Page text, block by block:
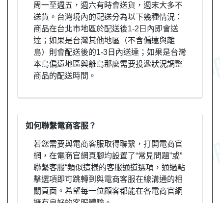
周一至週五，週六有時會送貨，週末大多不
送貨。台灣境內的配送分為以下幾種情況：
商品在台北市地區於配送後1-2日內即會送
達；如果是台灣其他地區（不含偏遠與離
島）則會配送後的1-3日內送達；如果是台灣
本島偏遠地區與離島那麼需要投遞狀況調整
商品的配送時間。
如何聯繫電商客服？
若您需要與電商客服取得聯繫，打開電商官
網，在電商官網頁腳均設置了“常見問題”或”
聯繫客服“類似這樣的客服通道選項，通過點
擊選項即可跳轉到與電商客服在線溝通的相
關頁面。希望每一位顧客都能在各電商官網